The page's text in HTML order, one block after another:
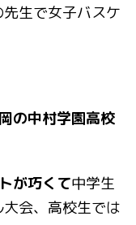
生で女子バスケ
の中村学園高校
が巧くて中学生
会、高校生では